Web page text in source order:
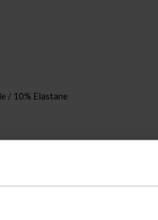
/ 10% Elastane
met een casual uitstraling. Het
voor een elegante look. Deze
zowel met als zonder lange